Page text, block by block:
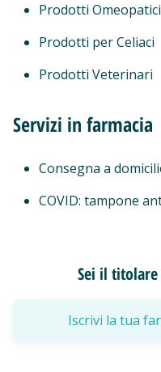
Prodotti Omeopatici
Prodotti per Celiaci
Prodotti Veterinari
Servizi in farmacia
Consegna a
COVID: tampone
Sei il titolare
Iscrivi la tua